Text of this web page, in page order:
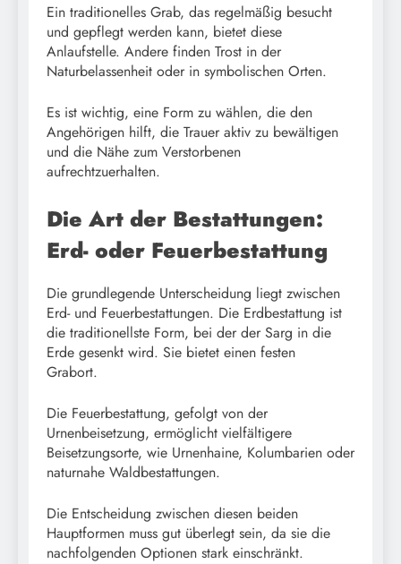
Ein traditionelles Grab, das regelmäßig besucht
und gepflegt werden kann, bietet diese
Anlaufstelle. Andere finden Trost in der
Naturbelassenheit oder in symbolischen Orten.
Es ist wichtig, eine Form zu wählen, die den
Angehörigen hilft, die Trauer aktiv zu bewältigen
und die Nähe zum Verstorbenen
aufrechtzuerhalten.
Die Art der Bestattungen:
Erd- oder Feuerbestattung
Die grundlegende Unterscheidung liegt zwischen
Erd- und Feuerbestattungen. Die Erdbestattung ist
die traditionellste Form, bei der der Sarg in die
Erde gesenkt wird. Sie bietet einen festen
Grabort.
Die Feuerbestattung, gefolgt von der
Urnenbeisetzung, ermöglicht vielfältigere
Beisetzungsorte, wie Urnenhaine, Kolumbarien oder
naturnahe Waldbestattungen.
Die Entscheidung zwischen diesen beiden
Hauptformen muss gut überlegt sein, da sie die
nachfolgenden Optionen stark einschränkt.